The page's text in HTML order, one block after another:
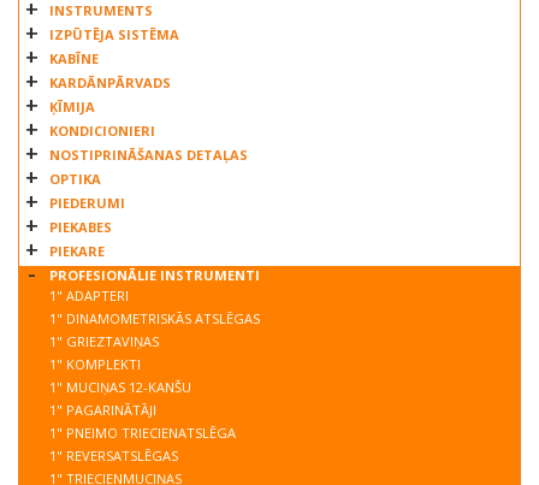
INSTRUMENTS
IZPŪTĒJA SISTĒMA
KABĪNE
KARDĀNPĀRVADS
ĶĪMIJA
KONDICIONIERI
NOSTIPRINĀŠANAS DETAĻAS
OPTIKA
PIEDERUMI
PIEKABES
PIEKARE
PROFESIONĀLIE INSTRUMENTI
1" ADAPTERI
1" DINAMOMETRISKĀS ATSLĒGAS
1" GRIEZTAVIŅAS
1" KOMPLEKTI
1" MUCIŅAS 12-KANŠU
1" PAGARINĀTĀJI
1" PNEIMO TRIECIENATSLĒGA
1" REVERSATSLĒGAS
1" TRIECIENMUCIŅAS